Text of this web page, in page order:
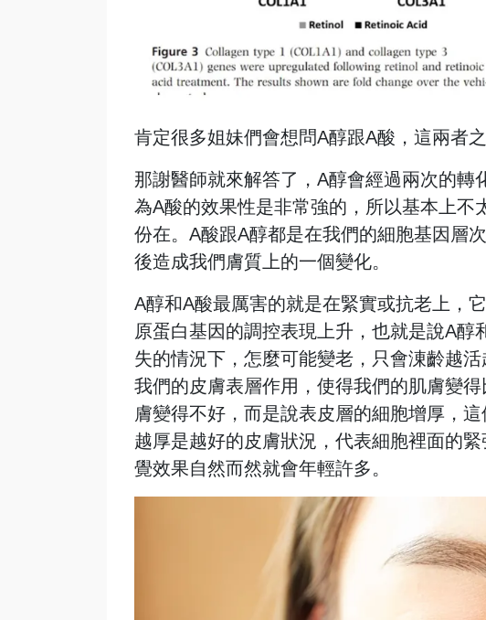
肯定很多姐妹們會想問A醇跟A酸，這兩者
那謝醫師就來解答了，A醇會經過兩次的轉
為A酸的效果性是非常強的，所以基本上
份在。 A酸跟A醇都是在我們的細胞基因層
後造成我們膚質上的一個變化。
A醇和A酸最厲害的就是在緊實或抗老上，
原蛋白基因的調控表現上升，也就是說A
失的情況下，怎麼可能變老，只會涷齡越
我們的皮膚表層作用，使得我們的肌膚變
膚變得不好，而是說表皮層的細胞增厚，
越厚是越好的皮膚狀況，代表細胞裡面的
覺效果自然而然就會年輕許多。